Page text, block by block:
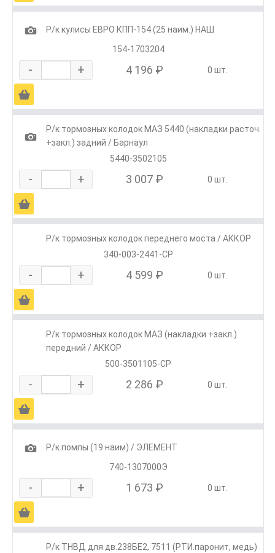
1
Р/к кулисы ЕВРО КПП-154 (25 наим.) НАШ
154-1703204
- + 4 196 ₽ 0 шт.
Ä
1
Р/к тормозных колодок МАЗ 5440 (накладки расточ.
+закл.) задний / Барнаул
5440-3502105
- + 3 007 ₽ 0 шт.
Ä
Р/к тормозных колодок переднего моста / АККОР
340-003-2441-СР
- + 4 599 ₽ 0 шт.
Ä
Р/к тормозных колодок МАЗ (накладки +закл.)
передний / АККОР
500-3501105-СР
- + 2 286 ₽ 0 шт.
Ä
1
Р/к помпы (19 наим) / ЭЛЕМЕНТ
740-1307000Э
- + 1 673 ₽ 0 шт.
Ä
Р/к ТНВД для дв.238БЕ2, 7511 (РТИ.паронит, медь)